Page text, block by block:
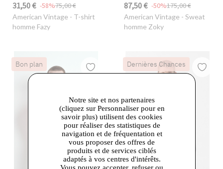
31,50 € 75,00 €
-58%
American Vintage - T-shirt
homme Fazy
87,50 € 175,00 €
-50%
American Vintage - Sweat
homme Zoky
Bon plan Dernières Chances
Notre site et nos partenaires
(cliquez sur Personnaliser pour en
savoir plus) utilisent des cookies
pour réaliser des statistiques de
navigation et de fréquentation et
vous proposer des offres de
produits et de services ciblés
adaptés à vos centres d'intérêts.